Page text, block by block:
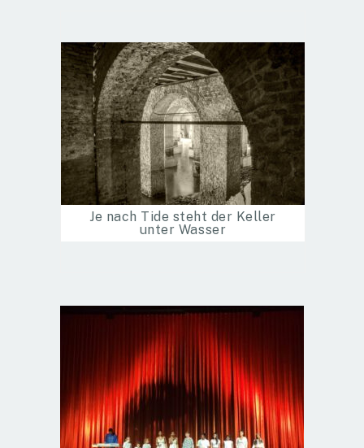
Je nach Tide steht der Keller
unter Wasser